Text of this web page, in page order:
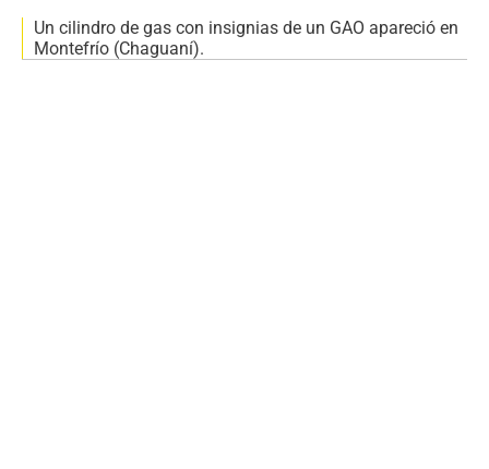
Un cilindro de gas con insignias de un GAO apareció en
Montefrío (Chaguaní).